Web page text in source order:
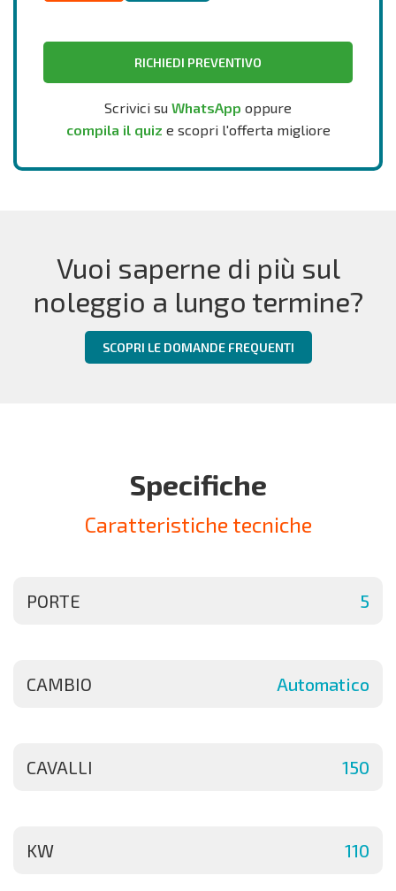
RICHIEDI PREVENTIVO
Scrivici su WhatsApp oppure
compila il quiz e scopri l'offerta migliore
Vuoi saperne di più sul
noleggio a lungo termine?
SCOPRI LE DOMANDE FREQUENTI
Specifiche
Caratteristiche tecniche
PORTE 5
CAMBIO Automatico
CAVALLI 150
KW 110